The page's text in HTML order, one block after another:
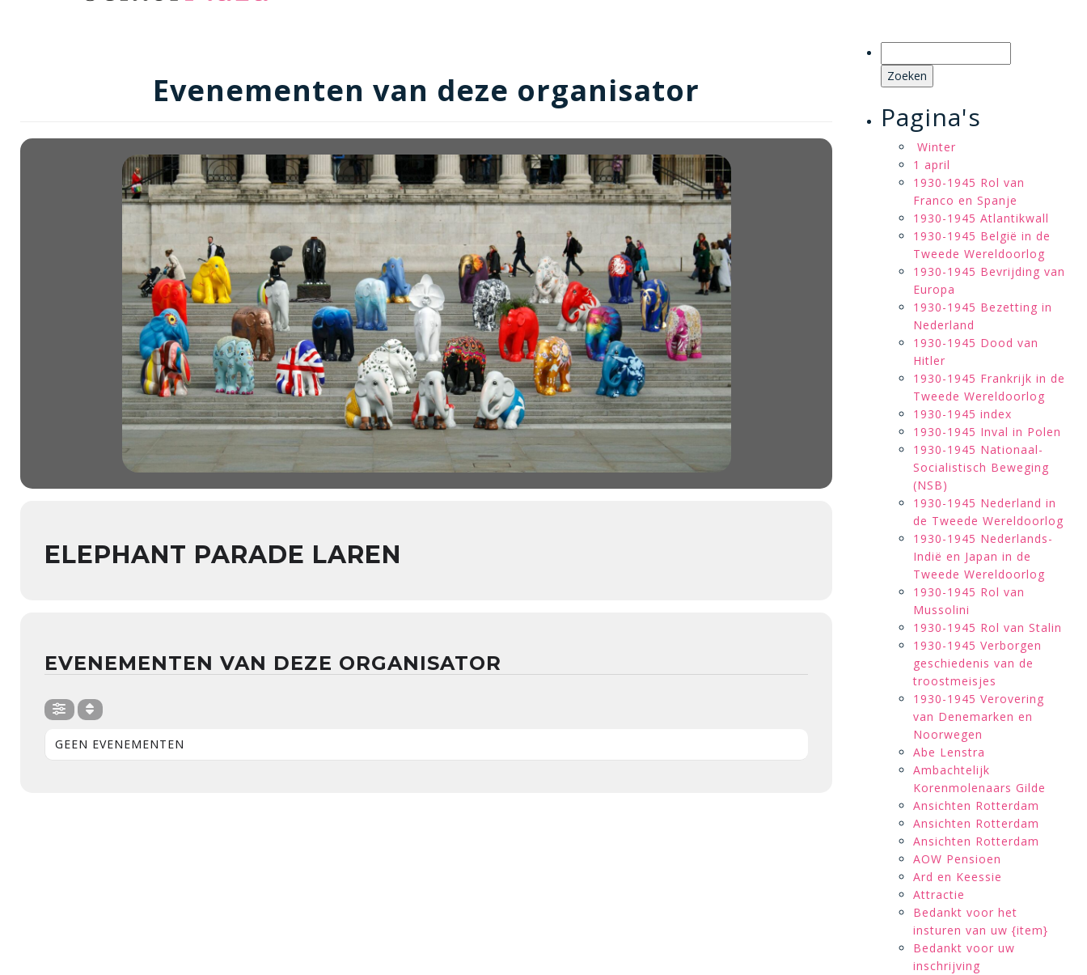
Evenementen van deze organisator
ELEPHANT PARADE LAREN
EVENEMENTEN VAN DEZE ORGANISATOR
GEEN EVENEMENTEN
naar:
Pagina's
Winter
1 april
1930-1945 Rol van
Franco en Spanje
1930-1945 Atlantikwall
1930-1945 België in de
Tweede Wereldoorlog
1930-1945 Bevrijding van
Europa
1930-1945 Bezetting in
Nederland
1930-1945 Dood van
Hitler
1930-1945 Frankrijk in de
Tweede Wereldoorlog
1930-1945 index
1930-1945 Inval in Polen
1930-1945 Nationaal-
Socialistisch Beweging
(NSB)
1930-1945 Nederland in
de Tweede Wereldoorlog
1930-1945 Nederlands-
Indië en Japan in de
Tweede Wereldoorlog
1930-1945 Rol van
Mussolini
1930-1945 Rol van Stalin
1930-1945 Verborgen
geschiedenis van de
troostmeisjes
1930-1945 Verovering
van Denemarken en
Noorwegen
Abe Lenstra
Ambachtelijk
Korenmolenaars Gilde
Ansichten Rotterdam
Ansichten Rotterdam
Ansichten Rotterdam
AOW Pensioen
Ard en Keessie
Attractie
Bedankt voor het
insturen van uw {item}
Bedankt voor uw
inschrijving